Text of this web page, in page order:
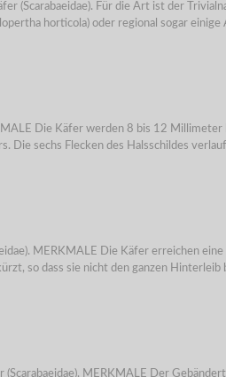
(Scarabaeidae). Für die Art ist der
horticola) oder regional sogar
Die Käfer werden 8 bis 12
sechs Flecken des Halsschildes
MERKMALE Die Käfer erreichen
so dass sie nicht den ganzen
MERKMALE Der